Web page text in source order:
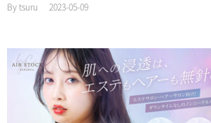
Bytsuru 2023-05-09